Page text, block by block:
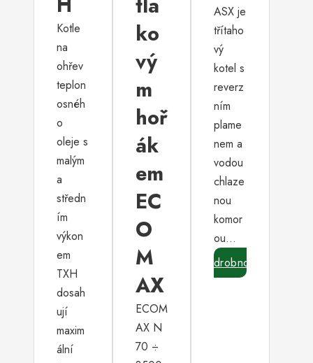
Kotle
na
ohřev
teplon
osnéh
o
oleje s
malým
a
středn
ím
výkon
em
TXH
dosah
ují
maxim
ální
ko
vý
m
hoř
ák
em
EC
O
M
AX
ECOM
AX N
70 ÷
ASX je
třítaho
vý
kotel s
reverz
ním
plame
nem a
vodou
chlaze
nou
komor
ou…
Podrobnosti